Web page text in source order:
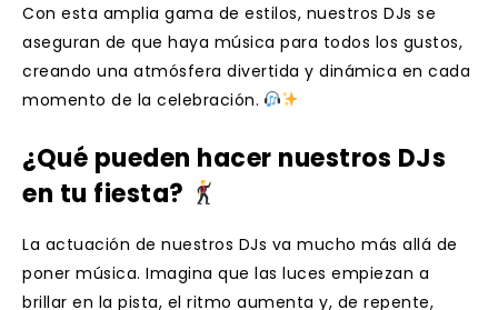
Con esta amplia gama de estilos, nuestros DJs se
aseguran de que haya música para todos los gustos,
creando una atmósfera divertida y dinámica en cada
momento de la celebración.
¿Qué pueden hacer nuestros DJs
en tu fiesta?
La actuación de nuestros DJs va mucho más allá de
poner música. Imagina que las luces empiezan a
brillar en la pista, el ritmo aumenta y, de repente,